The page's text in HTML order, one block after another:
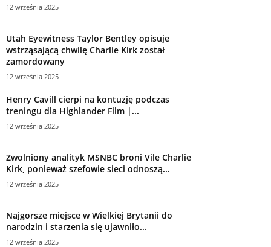
12 września 2025
Utah Eyewitness Taylor Bentley opisuje
wstrząsającą chwilę Charlie Kirk został
zamordowany
12 września 2025
Henry Cavill cierpi na kontuzję podczas
treningu dla Highlander Film |...
12 września 2025
Zwolniony analityk MSNBC broni Vile Charlie
Kirk, ponieważ szefowie sieci odnoszą...
12 września 2025
Najgorsze miejsce w Wielkiej Brytanii do
narodzin i starzenia się ujawniło...
12 września 2025